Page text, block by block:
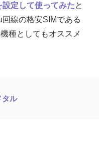
定して使ってみたと
線の格安SIMである
種としてもオススメ
タル